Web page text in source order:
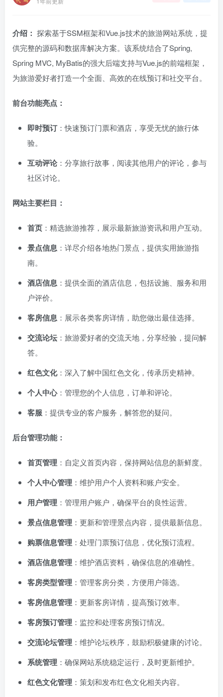
介绍： 探索基于SSM框架和Vue.js技术的旅游网站系统，提
供完整的源码和数据库解决方案。该系统结合了Spring,
Spring MVC, MyBatis的强大后端支持与Vue.js的前端框架，
为旅游爱好者打造一个全面、高效的在线预订和社交平台。
前台功能亮点：
即时预订：快速预订门票和酒店，享受无忧的旅行体
验。
互动评论：分享旅行故事，阅读其他用户的评论，参与
社区讨论。
网站主要栏目：
首页 ：精选旅游推荐，展示最新旅游资讯和用户互动。
景点信息 ：详尽介绍各地热门景点，提供实用旅游指
南。
酒店信息 ：提供全面的酒店信息，包括设施、服务和用
户评价。
客房信息 ：展示各类客房详情，助您做出最佳选择。
交流论坛 ：旅游爱好者的交流天地，分享经验，提问解
答。
红色文化：深入了解中国红色文化，传承历史精神。
个人中心：管理您的个人信息，订单和评论。
客服 ：提供专业的客户服务，解答您的疑问。
后台管理功能：
首页管理 ：自定义首页内容，保持网站信息的新鲜度。
个人中心管理 ：维护用户个人资料和账户安全。
用户管理 ：管理用户账户，确保平台的良性运营。
景点信息管理 ：更新和管理景点内容，提供最新信息。
购票信息管理 ：处理门票预订信息，优化预订流程。
酒店信息管理 ：维护酒店资料，确保信息的准确性。
客房类型管理 ：管理客房分类，方便用户筛选。
客房信息管理 ：更新客房详情，提高预订效率。
客房预订管理 ：监控和处理客房预订情况。
交流论坛管理 ：维护论坛秩序，鼓励积极健康的讨论。
系统管理 ：确保网站系统稳定运行，及时更新维护。
红色文化管理 ：策划和发布红色文化相关内容。